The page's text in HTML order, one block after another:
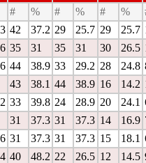
# % # % # %
42 37.2 29 25.7 29 25.7
35 31 35 31 30 26.5
44 38.9 33 29.2 28 24.8
43 38.1 44 38.9 16 14.2
33 39.8 24 28.9 20 24.1
31 37.3 31 37.3 14 16.9
31 37.3 31 37.3 15 18.1
40 48.2 22 26.5 12 14.5